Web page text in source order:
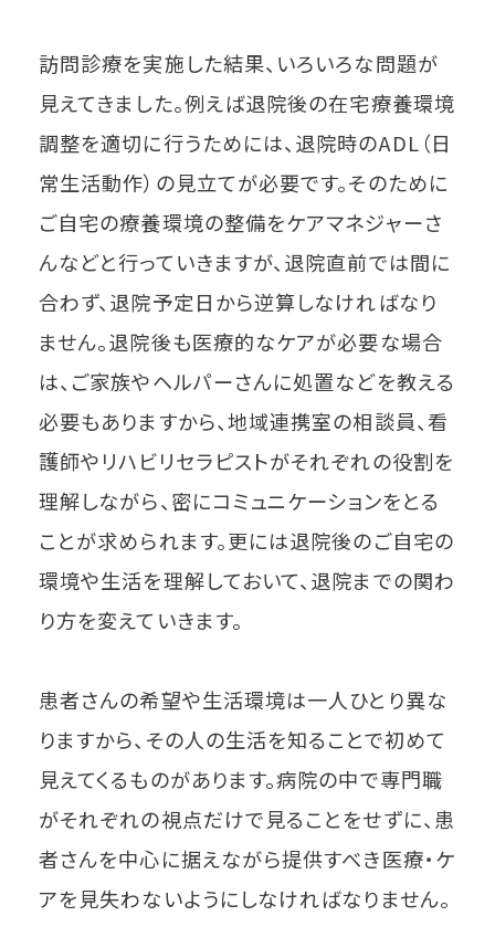
訪問診療を実施した結果、いろいろな問題が
見えてきました。例えば退院後の在宅療養環境
調整を適切に行うためには、退院時のADL（日
常生活動作）の見立てが必要です。そのために
ご自宅の療養環境の整備をケアマネジャーさ
んなどと行っていきますが、退院直前では間に
合わず、退院予定日から逆算しなければなり
ません。退院後も医療的なケアが必要な場合
は、ご家族やヘルパーさんに処置などを教える
必要もありますから、地域連携室の相談員、看
護師やリハビリセラピストがそれぞれの役割を
理解しながら、密にコミュニケーションをとる
ことが求められます。更には退院後のご自宅の
環境や生活を理解しておいて、退院までの関わ
り方を変えていきます。
患者さんの希望や生活環境は一人ひとり異な
りますから、その人の生活を知ることで初めて
見えてくるものがあります。病院の中で専門職
がそれぞれの視点だけで見ることをせずに、患
者さんを中心に据えながら提供すべき医療・ケ
アを見失わないようにしなければなりません。